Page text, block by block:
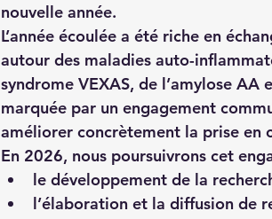
nouvelle année.
L’année écoulée a été riche en
autour des maladies auto-
syndrome VEXAS, de l’amylose AA
marquée par un engagement
améliorer concrètement la prise en
En 2026, nous poursuivrons cet
le développement de la
l’élaboration et la diffusion de